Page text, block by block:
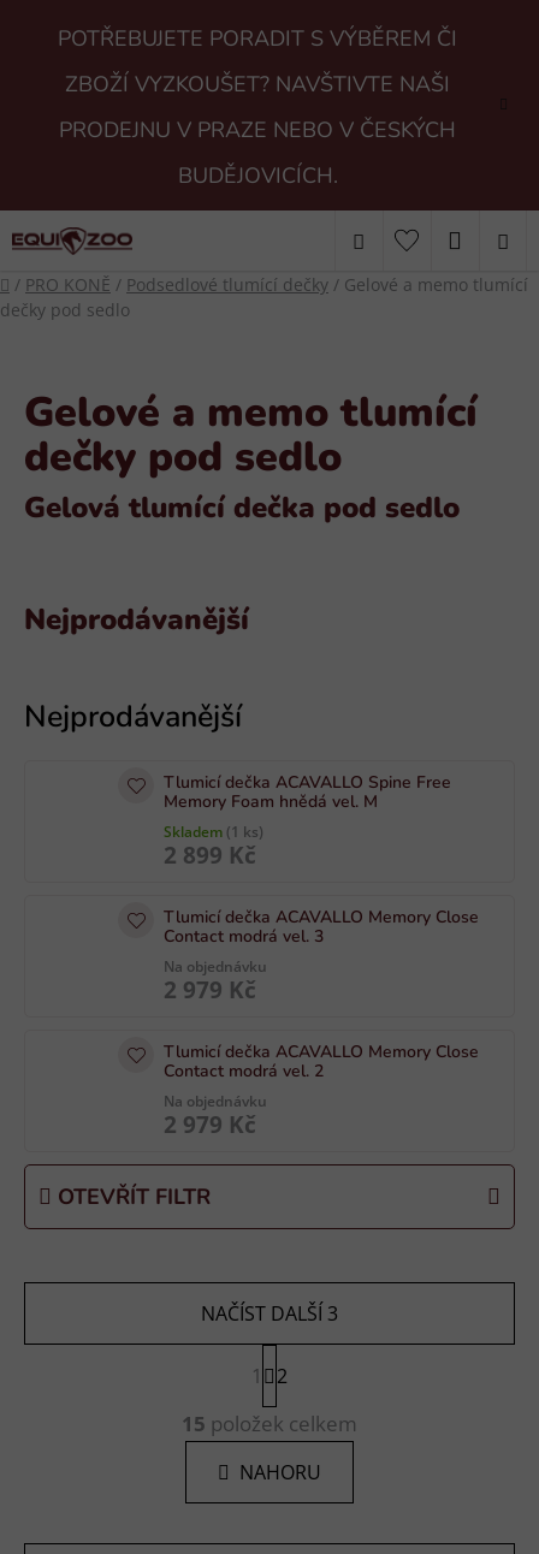
POTŘEBUJETE PORADIT S VÝBĚREM ČI
ZBOŽÍ VYZKOUŠET? NAVŠTIVTE NAŠI
PRODEJNU V PRAZE NEBO V ČESKÝCH
BUDĚJOVICÍCH.
Hledat
KOŠÍK
Domů
/ PRO KONĚ / Podsedlové tlumící dečky / Gelové a memo tlumící
dečky pod sedlo
Gelové a memo tlumící
dečky pod sedlo
Gelová tlumící dečka pod sedlo
Nejprodávanější
Tlumicí dečka ACAVALLO Spine Free
Memory Foam hnědá vel. M
Skladem (1 ks)
2 899 Kč
Tlumicí dečka ACAVALLO Memory Close
Contact modrá vel. 3
Na objednávku
2 979 Kč
Tlumicí dečka ACAVALLO Memory Close
Contact modrá vel. 2
Na objednávku
2 979 Kč
OTEVŘÍT FILTR
ý
p
O
v
l
á
d
a
NAČÍST DALŠÍ 3
S
t
r
á
n
k
á
1 2
15 položek celkem
NAHORU